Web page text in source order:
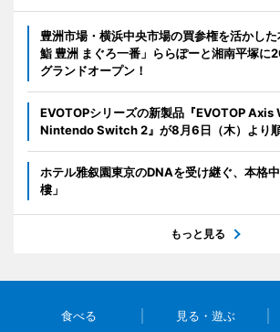
豊洲市場・横浜中央市場の買参権を活かし
鮨 豊洲 まぐろ一番」ららぽーと湘南平塚
グランドオープン！
EVOTOPシリーズの新製品『EVOTOP
Nintendo Switch 2』が8月6日（木）より
ホテル雅叙園東京のDNAを受け継ぐ、本格
樓」
もっと見る
食べる 見る・遊ぶ